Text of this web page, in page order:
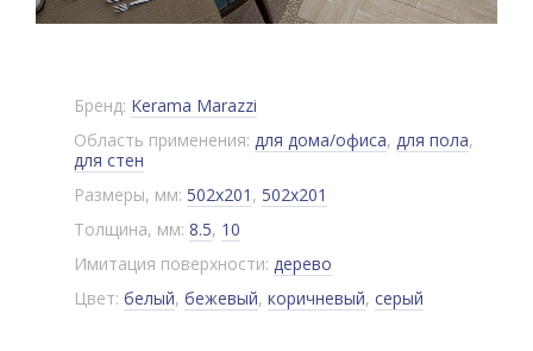
Бренд: Kerama Marazzi
Область применения: для дома/офиса, для пола,
для стен
Размеры, мм: 502x201 , 502x201
Толщина, мм: 8.5, 10
Имитация поверхности: дерево
Цвет: белый, бежевый, коричневый, серый